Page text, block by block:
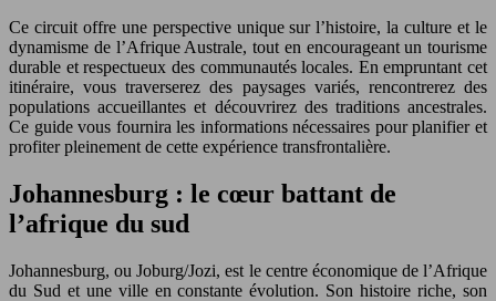
Ce circuit offre une perspective unique sur l’histoire, la culture et le
dynamisme de l’Afrique Australe, tout en encourageant un tourisme
durable et respectueux des communautés locales. En empruntant cet
itinéraire, vous traverserez des paysages variés, rencontrerez des
populations accueillantes et découvrirez des traditions ancestrales.
Ce guide vous fournira les informations nécessaires pour planifier et
profiter pleinement de cette expérience transfrontalière.
Johannesburg : le cœur battant de
l’afrique du sud
Johannesburg, ou Joburg/Jozi, est le centre économique de l’Afrique
du Sud et une ville en constante évolution. Son histoire riche, son